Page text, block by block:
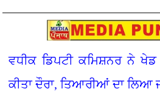
ਵਧੀਕ ਡਿਪਟੀ ਕਮਿਸ਼ਨਰ ਨੇ
ਕੀਤਾ ਦੌਰਾ, ਤਿਆਰੀਆਂ ਦਾ ਲਿਆ